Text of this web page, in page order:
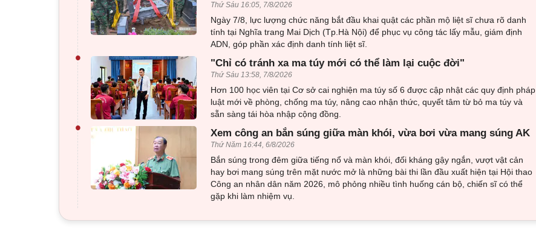
Thứ Sáu 16:05, 7/8/2026
Ngày 7/8, lực lượng chức năng bắt đầu khai quật các phần mộ liệt sĩ chưa rõ danh
tính tại Nghĩa trang Mai Dịch (Tp.Hà Nội) để phục vụ công tác lấy mẫu, giám định
ADN, góp phần xác định danh tính liệt sĩ.
• "Chỉ có tránh xa ma túy mới có thể làm lại cuộc đời"
Thứ Sáu 13:58, 7/8/2026
Hơn 100 học viên tại Cơ sở cai nghiện ma túy số 6 được cập nhật các quy định pháp
luật mới về phòng, chống ma túy, nâng cao nhận thức, quyết tâm từ bỏ ma túy và
sẵn sàng tái hòa nhập cộng đồng.
• Xem công an bắn súng giữa màn khói, vừa bơi vừa mang súng AK
Thứ Năm 16:44, 6/8/2026
Bắn súng trong đêm giữa tiếng nổ và màn khói, đối kháng gậy ngắn, vượt vật cản
hay bơi mang súng trên mặt nước mở là những bài thi lần đầu xuất hiện tại Hội thao
Công an nhân dân năm 2026, mô phỏng nhiều tình huống cán bộ, chiến sĩ có thể
gặp khi làm nhiệm vụ.